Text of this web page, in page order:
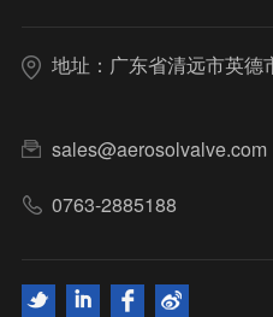
地址：广东省清远市英德
sales@aerosolvalve.com
0763-2885188